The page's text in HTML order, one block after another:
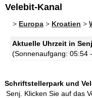
Velebit-Kanal
> Europa > Kroatien >
Aktuelle Uhrzeit in
(Sonnenaufgang: 05:54
Schriftstellerpark und
Senj. Klicken Sie auf das